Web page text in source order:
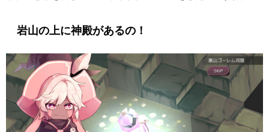
岩山の上に神殿があるの！